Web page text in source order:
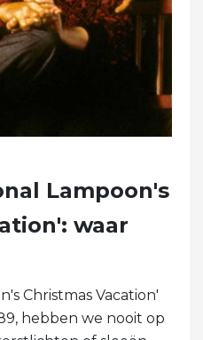
Lampoon's
waar
Christmas Vacation'
hebben we nooit op